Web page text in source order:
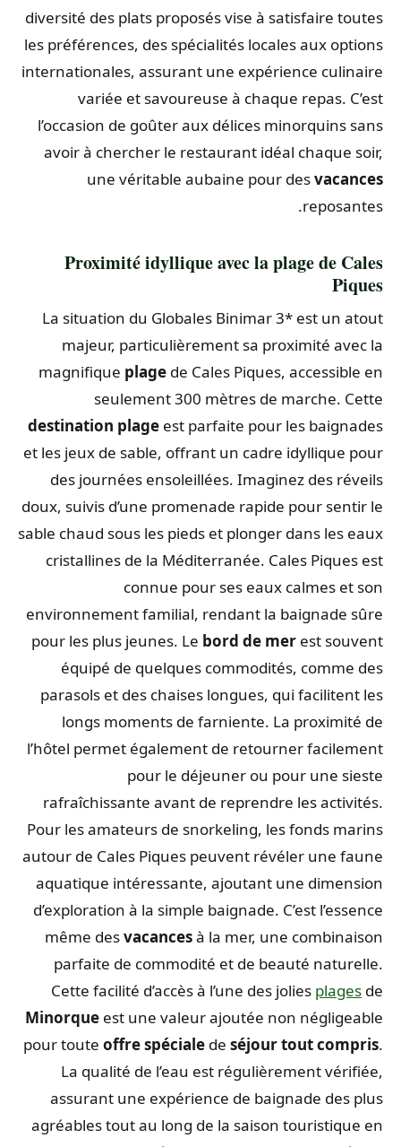
diversité des plats proposés vise à satisfaire toutes
les préférences, des spécialités locales aux options
internationales, assurant une expérience culinaire
variée et savoureuse à chaque repas. C’est
l’occasion de goûter aux délices minorquins sans
avoir à chercher le restaurant idéal chaque soir,
une véritable aubaine pour desvacances
reposantes.
Proximité idyllique avec la plage de Cales
Piques
La situation du Globales Binimar 3* est un atout
majeur, particulièrement sa proximité avec la
magnifiqueplage de Cales Piques, accessible en
seulement 300 mètres de marche. Cette
destination plage est parfaite pour les baignades
et les jeux de sable, offrant un cadre idyllique pour
des journées ensoleillées. Imaginez des réveils
doux, suivis d’une promenade rapide pour sentir le
sable chaud sous les pieds et plonger dans les eaux
cristallines de la Méditerranée. Cales Piques est
connue pour ses eaux calmes et son
environnement familial, rendant la baignade sûre
pour les plus jeunes. Lebord de mer est souvent
équipé de quelques commodités, comme des
parasols et des chaises longues, qui facilitent les
longs moments de farniente. La proximité de
l’hôtel permet également de retourner facilement
pour le déjeuner ou pour une sieste
rafraîchissante avant de reprendre les activités.
Pour les amateurs de snorkeling, les fonds marins
autour de Cales Piques peuvent révéler une faune
aquatique intéressante, ajoutant une dimension
d’exploration à la simple baignade. C’est l’essence
même desvacancesà la mer, une combinaison
parfaite de commodité et de beauté naturelle.
Cette facilité d’accès à l’une des joliesplages de
Minorque est une valeur ajoutée non négligeable
pour touteoffre spéciale deséjour tout compris
La qualité de l’eau est régulièrement vérifiée,
assurant une expérience de baignade des plus
agréables tout au long de la saison touristique en